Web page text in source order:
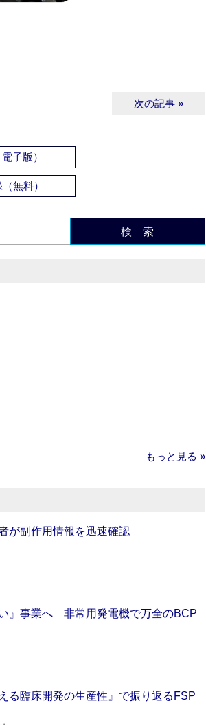
次の記事 »
子版）
無料）
検 索
もっと見る »
が副作用情報を迅速確認
』事業へ 非常用発電機で万全のBCP
る臨床開発の生産性』で振り返るFSP